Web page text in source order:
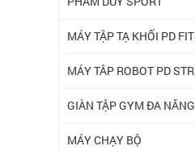
MÁY TẬP TẠ KHỐI PD
MÁY TÂP ROBOT PD
GIÀN TẬP GYM ĐA
MÁY CHẠY BỘ